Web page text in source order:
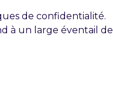
de confidentialité.
à un large éventail de